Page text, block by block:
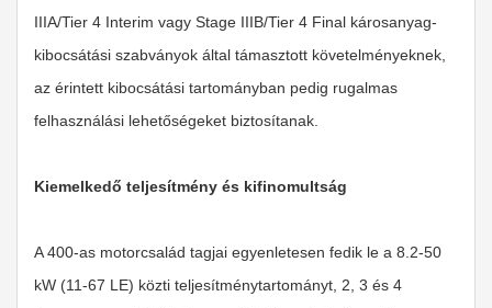
IIIA/Tier 4 Interim vagy Stage IIIB/Tier 4 Final károsanyag-
kibocsátási szabványok által támasztott követelményeknek,
az érintett kibocsátási tartományban pedig rugalmas
felhasználási lehetőségeket biztosítanak.
Kiemelkedő teljesítmény és kifinomultság
A 400-as motorcsalád tagjai egyenletesen fedik le a 8.2-50
kW (11-67 LE) közti teljesítménytartományt, 2, 3 és 4